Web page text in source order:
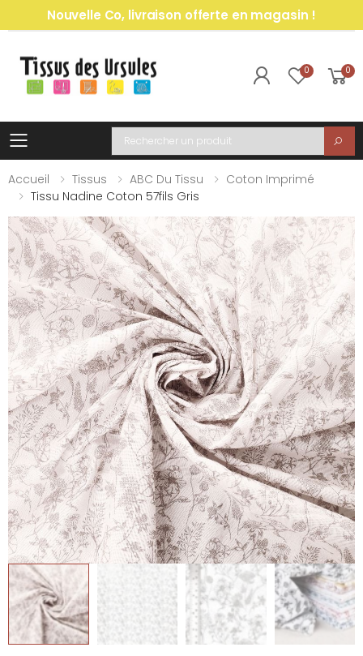
Nouvelle Co, livraison offerte en magasin !
0 0
Toggle mobile menu
Recherche
Accueil
Tissus ABC Du Tissu
Coton Imprimé
Tissu Nadine Coton 57fils Gris